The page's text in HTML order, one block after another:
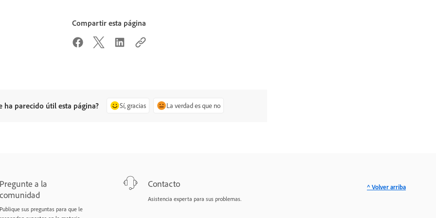
Compartir esta página
ha parecido útil esta página? Sí, gracias La verdad es que no
a la
sus preguntas para que le
Contacto
Asistencia experta para sus problemas.
^ Volver arriba